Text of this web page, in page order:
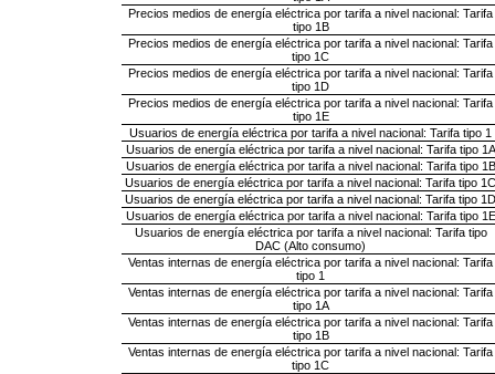
Precios medios de energía eléctrica por tarifa a nivel nacional: Tarifa
tipo 1B
Precios medios de energía eléctrica por tarifa a nivel nacional: Tarifa
tipo 1C
Precios medios de energía eléctrica por tarifa a nivel nacional: Tarifa
tipo 1D
Precios medios de energía eléctrica por tarifa a nivel nacional: Tarifa
tipo 1E
Usuarios de energía eléctrica por tarifa a nivel nacional: Tarifa tipo 1
Usuarios de energía eléctrica por tarifa a nivel nacional: Tarifa tipo 1A
Usuarios de energía eléctrica por tarifa a nivel nacional: Tarifa tipo 1B
Usuarios de energía eléctrica por tarifa a nivel nacional: Tarifa tipo 1C
Usuarios de energía eléctrica por tarifa a nivel nacional: Tarifa tipo 1D
Usuarios de energía eléctrica por tarifa a nivel nacional: Tarifa tipo 1E
Usuarios de energía eléctrica por tarifa a nivel nacional: Tarifa tipo
DAC (Alto consumo)
Ventas internas de energía eléctrica por tarifa a nivel nacional: Tarifa
tipo 1
Ventas internas de energía eléctrica por tarifa a nivel nacional: Tarifa
tipo 1A
Ventas internas de energía eléctrica por tarifa a nivel nacional: Tarifa
tipo 1B
Ventas internas de energía eléctrica por tarifa a nivel nacional: Tarifa
tipo 1C